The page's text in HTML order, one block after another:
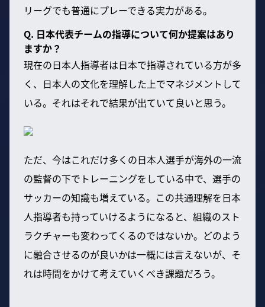
リーグでも普通にプレーできる実力がある。
Q. 日本代表チームの指導について何か提案はあり
ますか？
現在の日本人指導者は日本で指導されている方が多
く、日本人の文化を理解した上でマネジメントして
いる。それはそれで結果が出ていて良いと思う。
ただ、今はこれだけ多くの日本人選手が海外の一流
の監督の下でトレーニングをしている中で、選手の
サッカーの知識も増えている。この共通理解を日本
人指導者も持っていけるようになると、組織のスト
ラクチャーも変わってくるのではないか。どのよう
に融合させるのが良いかは一概には言えないが、そ
れは時間をかけて考えていくべき課題だろう。